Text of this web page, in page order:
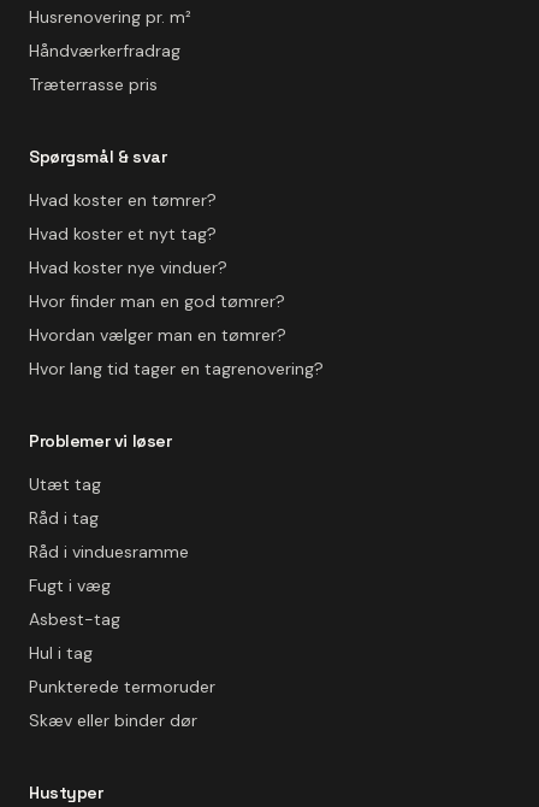
Husrenovering pr. m²
Håndværkerfradrag
Træterrasse pris
Spørgsmål & svar
Hvad koster en tømrer?
Hvad koster et nyt tag?
Hvad koster nye vinduer?
Hvor finder man en god tømrer?
Hvordan vælger man en tømrer?
Hvor lang tid tager en tagrenovering?
Problemer vi løser
Utæt tag
Råd i tag
Råd i vinduesramme
Fugt i væg
Asbest-tag
Hul i tag
Punkterede termoruder
Skæv eller binder dør
Hustyper